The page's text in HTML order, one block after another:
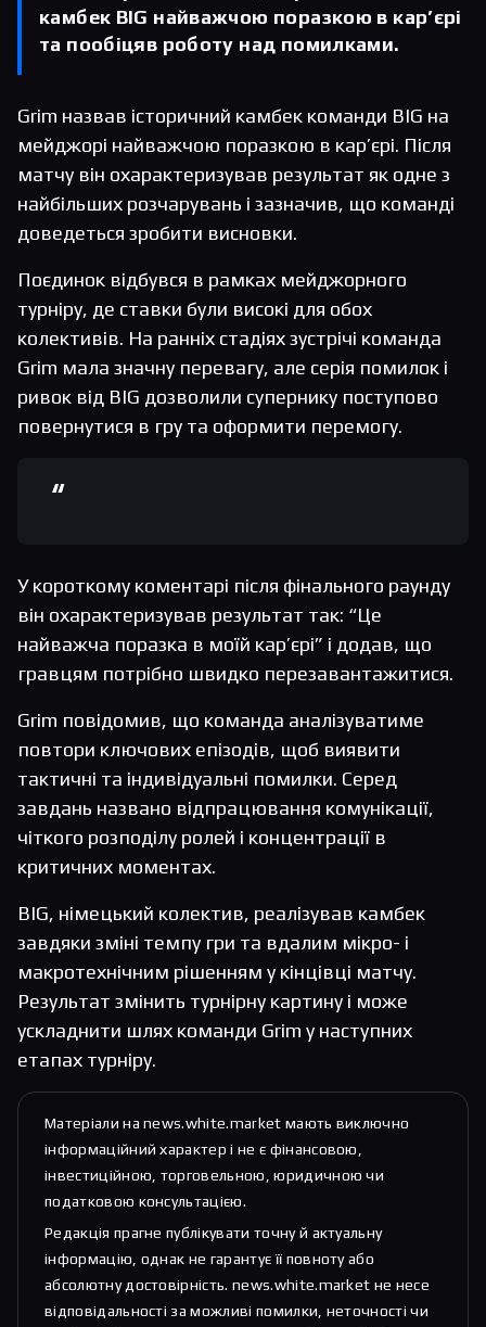
камбек BIG найважчою поразкою в кар’єрі
та пообіцяв роботу над помилками.
Grim назвав історичний камбек команди BIG на
мейджорі найважчою поразкою в кар’єрі. Після
матчу він охарактеризував результат як одне з
найбільших розчарувань і зазначив, що команді
доведеться зробити висновки.
Поєдинок відбувся в рамках мейджорного
турніру, де ставки були високі для обох
колективів. На ранніх стадіях зустрічі команда
Grim мала значну перевагу, але серія помилок і
ривок від BIG дозволили супернику поступово
повернутися в гру та оформити перемогу.
У короткому коментарі після фінального раунду
він охарактеризував результат так: “Це
найважча поразка в моїй кар’єрі” і додав, що
гравцям потрібно швидко перезавантажитися.
Grim повідомив, що команда аналізуватиме
повтори ключових епізодів, щоб виявити
тактичні та індивідуальні помилки. Серед
завдань названо відпрацювання комунікації,
чіткого розподілу ролей і концентрації в
критичних моментах.
BIG, німецький колектив, реалізував камбек
завдяки зміні темпу гри та вдалим мікро- і
макротехнічним рішенням у кінцівці матчу.
Результат змінить турнірну картину і може
ускладнити шлях команди Grim у наступних
етапах турніру.
Матеріали на news.white.market мають виключно
інформаційний характер і не є фінансовою,
інвестиційною, торговельною, юридичною чи
податковою консультацією.
Редакція прагне публікувати точну й актуальну
інформацію, однак не гарантує її повноту або
абсолютну достовірність. news.white.market не несе
відповідальності за можливі помилки, неточності чи